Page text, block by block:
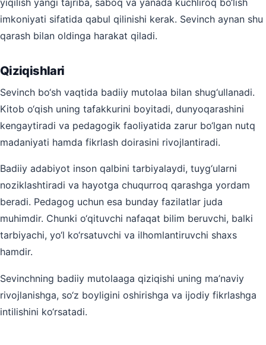
imkoniyati sifatida qabul qilinishi kerak. Sevinch aynan shu
qarash bilan oldinga harakat qiladi.
Qiziqishlari
Sevinch bo‘sh vaqtida badiiy mutolaa bilan shug‘ullanadi.
Kitob o‘qish uning tafakkurini boyitadi, dunyoqarashini
kengaytiradi va pedagogik faoliyatida zarur bo‘lgan nutq
madaniyati hamda fikrlash doirasini rivojlantiradi.
Badiiy adabiyot inson qalbini tarbiyalaydi, tuyg‘ularni
noziklashtiradi va hayotga chuqurroq qarashga yordam
beradi. Pedagog uchun esa bunday fazilatlar juda
muhimdir. Chunki o‘qituvchi nafaqat bilim beruvchi, balki
tarbiyachi, yo‘l ko‘rsatuvchi va ilhomlantiruvchi shaxs
hamdir.
Sevinchning badiiy mutolaaga qiziqishi uning ma’naviy
rivojlanishga, so‘z boyligini oshirishga va ijodiy fikrlashga
intilishini ko‘rsatadi.